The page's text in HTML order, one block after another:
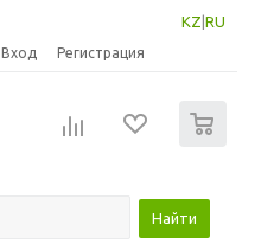
KZ RU
Вход Регистрация
Найти